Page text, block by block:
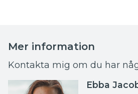
Mer information
Kontakta mig om du har
Ebba